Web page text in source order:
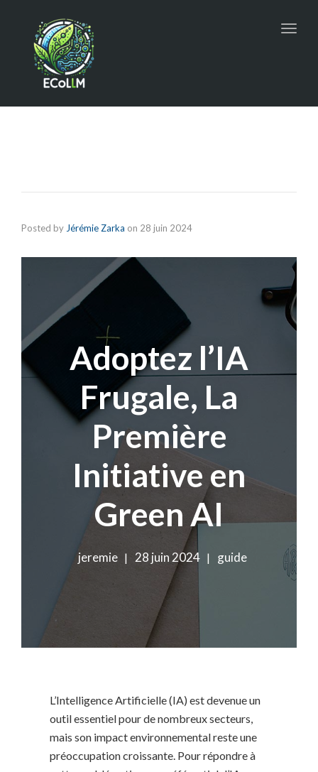
Posted by Jérémie Zarka on 28 juin 2024
Adoptez l’IA
Frugale, La
Première
Initiative en
Green AI
jeremie | 28 juin 2024 | guide
L’Intelligence Artificielle (IA) est devenue un
outil essentiel pour de nombreux secteurs,
mais son impact environnemental reste une
préoccupation croissante. Pour répondre à